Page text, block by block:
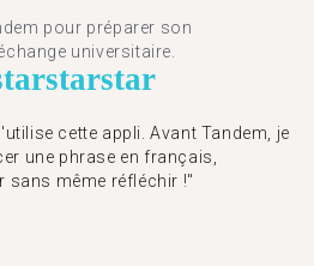
pour préparer son
universitaire.
starstar
cette appli. Avant Tandem, je
une phrase en français,
sans même réfléchir !"